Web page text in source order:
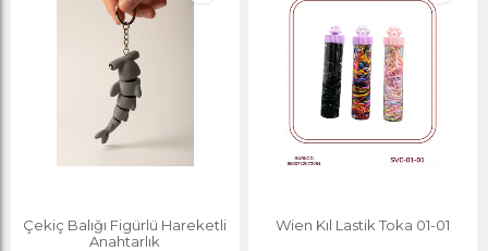
Çekiç Balığı Figürlü Hareketli
Anahtarlık
Wien Kıl Lastik Toka 01-01